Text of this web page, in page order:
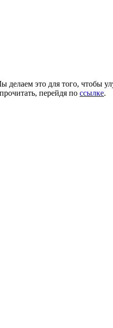
это для того, чтобы
перейдя по ссылке.